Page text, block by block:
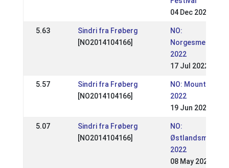
04 Dec 2022
5.63
Sindri fra Frøberg
[NO2014104166]
NO:
2022
17 Jul 2022
5.57
Sindri fra Frøberg
[NO2014104166]
NO: Mountain
2022
19 Jun 2022
5.07
Sindri fra Frøberg
[NO2014104166]
NO:
2022
08 May 2022